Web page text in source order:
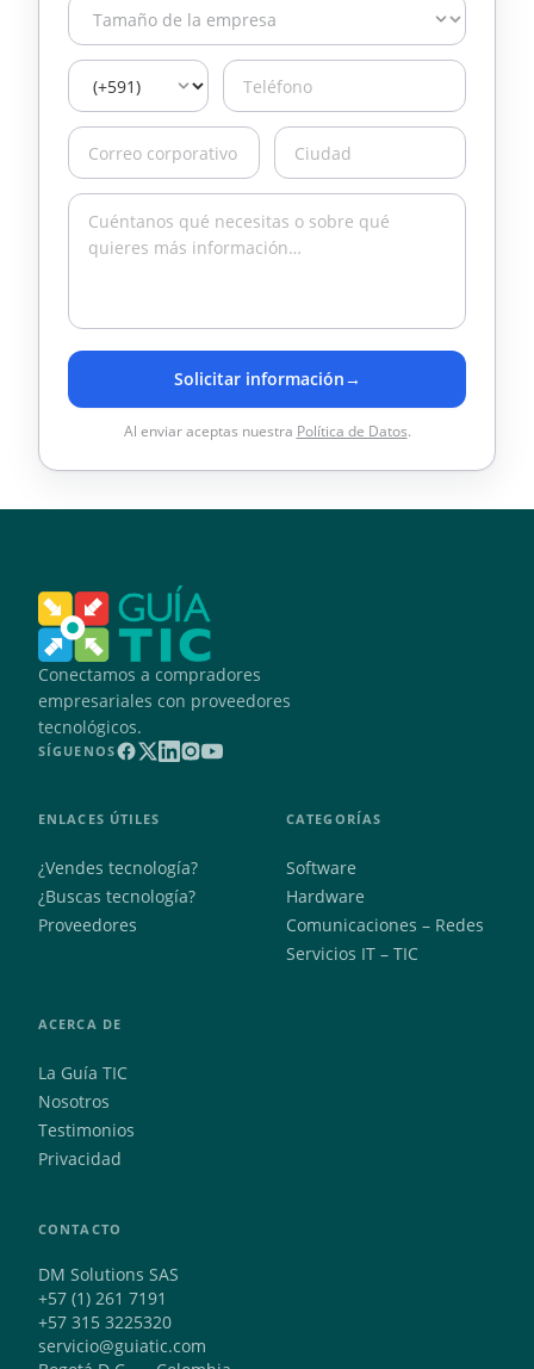
Solicitar información→
Al enviar aceptas nuestra Política de Datos.
Conectamos a compradores
empresariales con proveedores
tecnológicos.
SÍGUENOS
ENLACES ÚTILES
¿Vendes tecnología?
¿Buscas tecnología?
Proveedores
CATEGORÍAS
Software
Hardware
Comunicaciones – Redes
Servicios IT – TIC
ACERCA DE
La Guía TIC
Nosotros
Testimonios
Privacidad
CONTACTO
DM Solutions SAS
+57 (1) 261 7191
+57 315 3225320
servicio@guiatic.com